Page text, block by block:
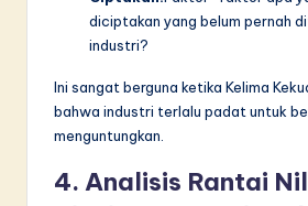
diciptakan yang belum pernah
industri?
Ini sangat berguna ketika Kelima
bahwa industri terlalu padat untuk
menguntungkan.
4. Analisis Rantai